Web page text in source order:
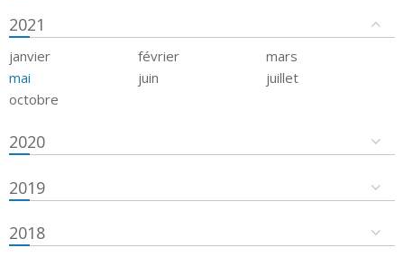
2021
janvier février
mars
mai
juin
juillet
octobre
2020
2019
2018